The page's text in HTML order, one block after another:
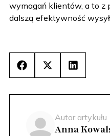
wymagań klientów, a to z
dalszą efektywność
Facebook
X
LinkedIn
Autor artykułu
Anna